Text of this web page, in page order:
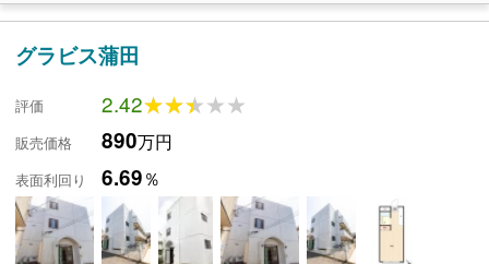
グラビス蒲田
評価 2.42★★★★★
★★★★★
販売価格 890万円
表面利回り 6.69％